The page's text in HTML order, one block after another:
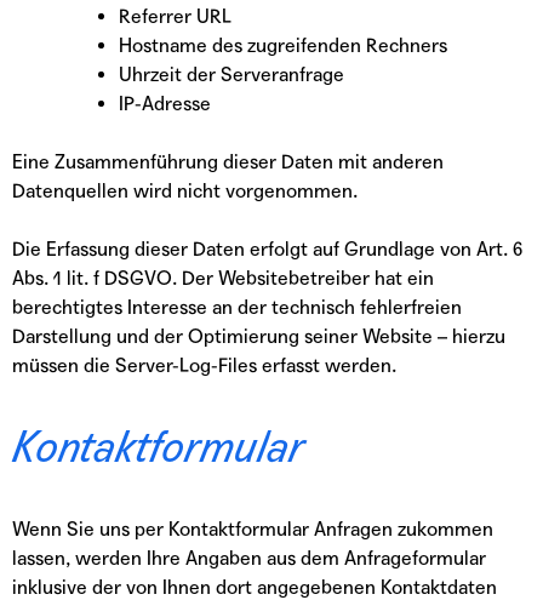
Referrer URL
Hostname des zugreifenden Rechners
Uhrzeit der Serveranfrage
IP-Adresse
Eine Zusammenführung dieser Daten mit anderen
Datenquellen wird nicht vorgenommen.
Die Erfassung dieser Daten erfolgt auf Grundlage von Art. 6
Abs. 1 lit. f DSGVO. Der Websitebetreiber hat ein
berechtigtes Interesse an der technisch fehlerfreien
Darstellung und der Optimierung seiner Website – hierzu
müssen die Server-Log-Files erfasst werden.
Kontaktformular
Wenn Sie uns per Kontaktformular Anfragen zukommen
lassen, werden Ihre Angaben aus dem Anfrageformular
inklusive der von Ihnen dort angegebenen Kontaktdaten